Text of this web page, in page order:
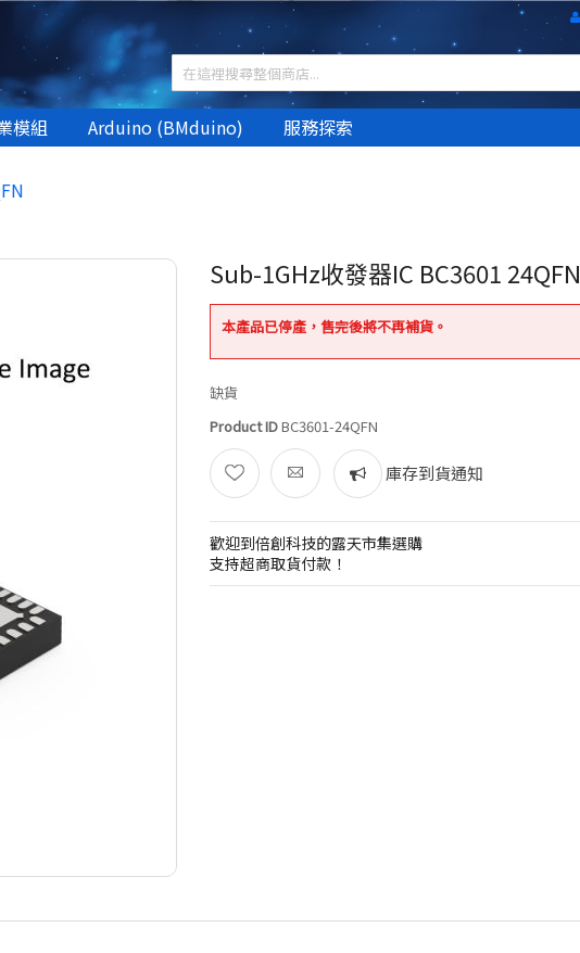
模組 Arduino (BMduino) 服務探索
Sub-1GHz收發器IC BC3601 24QFN
本產品已停產，售完後將不再補貨。
缺貨
Product IDBC3601-24QFN
庫存到貨通知
歡迎到倍創科技的露天市集選購
支持超商取貨付款！